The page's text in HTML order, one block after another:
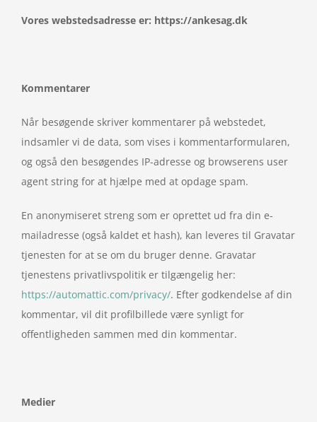
Vores webstedsadresse er: https://ankesag.dk
Kommentarer
Når besøgende skriver kommentarer på webstedet,
indsamler vi de data, som vises i kommentarformularen,
og også den besøgendes IP-adresse og browserens user
agent string for at hjælpe med at opdage spam.
En anonymiseret streng som er oprettet ud fra din e-
mailadresse (også kaldet et hash), kan leveres til Gravatar
tjenesten for at se om du bruger denne. Gravatar
tjenestens privatlivspolitik er tilgængelig her:
https://automattic.com/privacy/. Efter godkendelse af din
kommentar, vil dit profilbillede være synligt for
offentligheden sammen med din kommentar.
Medier